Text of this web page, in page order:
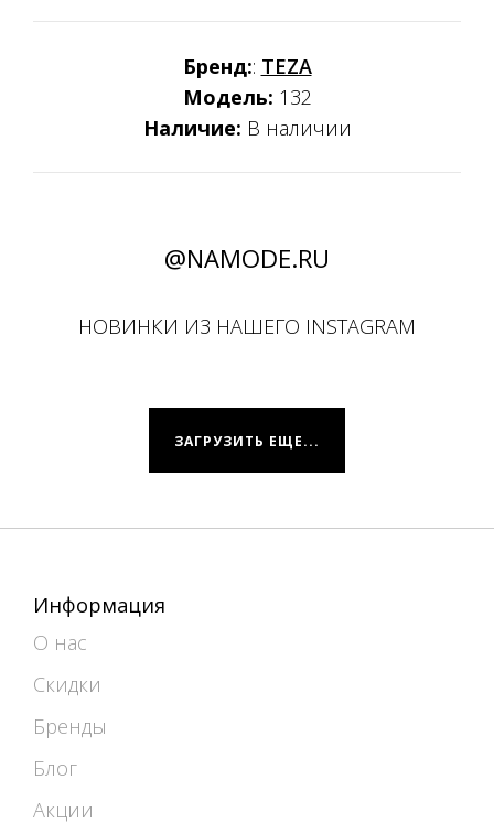
Бренд:: TEZA
Модель: 132
Наличие: В наличии
@NAMODE.RU
НОВИНКИ ИЗ НАШЕГО INSTAGRAM
ЗАГРУЗИТЬ ЕЩЕ...
Информация
О нас
Скидки
Бренды
Блог
Акции